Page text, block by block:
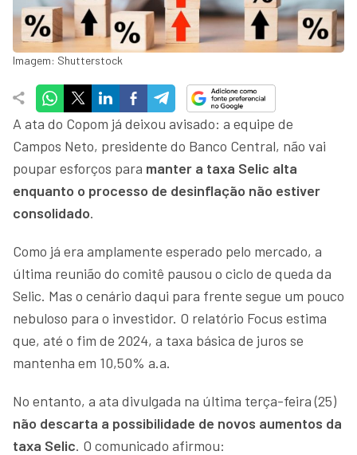
Imagem: Shutterstock
A ata do Copom já deixou avisado: a equipe de
Campos Neto, presidente do Banco Central, não vai
poupar esforços para manter a taxa Selic alta
enquanto o processo de desinflação não estiver
consolidado.
Como já era amplamente esperado pelo mercado, a
última reunião do comitê pausou o ciclo de queda da
Selic. Mas o cenário daqui para frente segue um pouco
nebuloso para o investidor. O relatório Focus estima
que, até o fim de 2024, a taxa básica de juros se
mantenha em 10,50% a.a.
No entanto, a ata divulgada na última terça-feira (25)
não descarta a possibilidade de novos aumentos da
taxa Selic. O comunicado afirmou: